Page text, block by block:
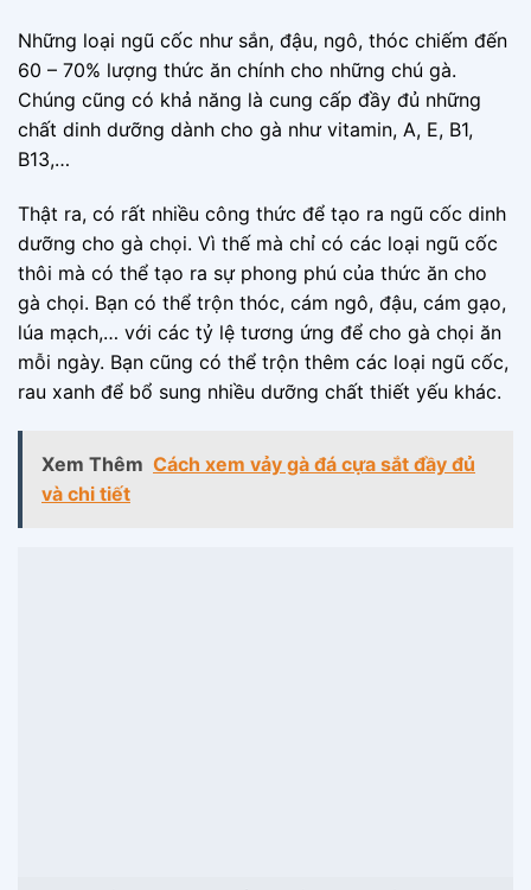
Những loại ngũ cốc như sắn, đậu, ngô, thóc chiếm đến
60 – 70% lượng thức ăn chính cho những chú gà.
Chúng cũng có khả năng là cung cấp đầy đủ những
chất dinh dưỡng dành cho gà như vitamin, A, E, B1,
B13,…
Thật ra, có rất nhiều công thức để tạo ra ngũ cốc dinh
dưỡng cho gà chọi. Vì thế mà chỉ có các loại ngũ cốc
thôi mà có thể tạo ra sự phong phú của thức ăn cho
gà chọi. Bạn có thể trộn thóc, cám ngô, đậu, cám gạo,
lúa mạch,… với các tỷ lệ tương ứng để cho gà chọi ăn
mỗi ngày. Bạn cũng có thể trộn thêm các loại ngũ cốc,
rau xanh để bổ sung nhiều dưỡng chất thiết yếu khác.
Xem Thêm Cách xem vảy gà đá cựa sắt đầy đủ
và chi tiết